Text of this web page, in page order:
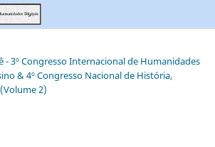
- 3º Congresso Internacional de Humanidades
& 4º Congresso Nacional de História,
2)